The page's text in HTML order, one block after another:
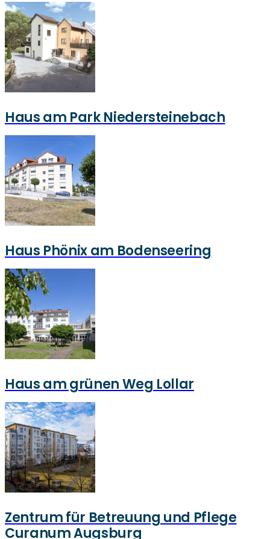
Haus am Park Niedersteinebach
Haus Phönix am Bodenseering
Haus am grünen Weg Lollar
Zentrum für Betreuung und Pflege
Curanum Augsburg